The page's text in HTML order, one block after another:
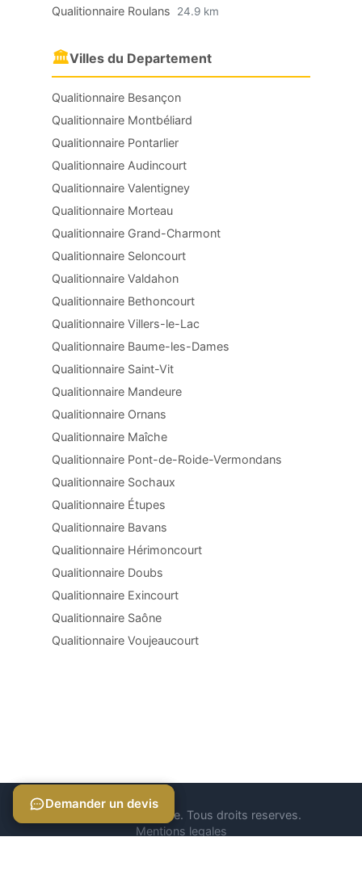
Qualitionnaire Roulans 24.9 km
🏛Villes du Departement
Qualitionnaire Besançon
Qualitionnaire Montbéliard
Qualitionnaire Pontarlier
Qualitionnaire Audincourt
Qualitionnaire Valentigney
Qualitionnaire Morteau
Qualitionnaire Grand-Charmont
Qualitionnaire Seloncourt
Qualitionnaire Valdahon
Qualitionnaire Bethoncourt
Qualitionnaire Villers-le-Lac
Qualitionnaire Baume-les-Dames
Qualitionnaire Saint-Vit
Qualitionnaire Mandeure
Qualitionnaire Ornans
Qualitionnaire Maîche
Qualitionnaire Pont-de-Roide-Vermondans
Qualitionnaire Sochaux
Qualitionnaire Étupes
Qualitionnaire Bavans
Qualitionnaire Hérimoncourt
Qualitionnaire Doubs
Qualitionnaire Exincourt
Qualitionnaire Saône
Qualitionnaire Voujeaucourt
© 2026 Qualitionnaire. Tous droits reserves.
Mentions legales
Demander un devis
Demander un devis